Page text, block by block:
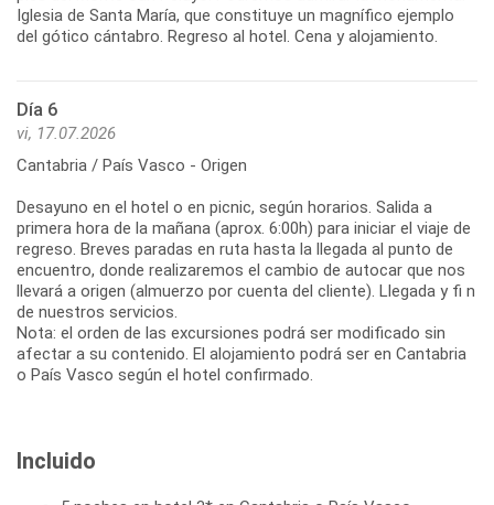
Iglesia de Santa María, que constituye un magnífico ejemplo
del gótico cántabro. Regreso al hotel. Cena y alojamiento.
Día 6
vi, 17.07.2026
Cantabria / País Vasco - Origen
Desayuno en el hotel o en picnic, según horarios. Salida a
primera hora de la mañana (aprox. 6:00h) para iniciar el viaje de
regreso. Breves paradas en ruta hasta la llegada al punto de
encuentro, donde realizaremos el cambio de autocar que nos
llevará a origen (almuerzo por cuenta del cliente). Llegada y fi n
de nuestros servicios.
Nota: el orden de las excursiones podrá ser modificado sin
afectar a su contenido. El alojamiento podrá ser en Cantabria
Incluido